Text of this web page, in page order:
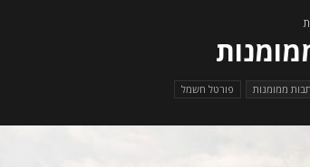
ממומנות פורטל חשמל